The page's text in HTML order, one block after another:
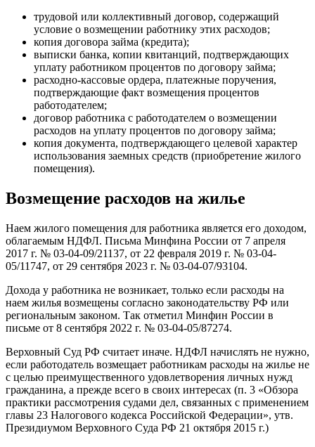
трудовой или коллективный договор, содержащий
условие о возмещении работнику этих расходов;
копия договора займа (кредита);
выписки банка, копии квитанций, подтверждающих
уплату работником процентов по договору займа;
расходно-кассовые ордера, платежные поручения,
подтверждающие факт возмещения процентов
работодателем;
договор работника с работодателем о возмещении
расходов на уплату процентов по договору займа;
копия документа, подтверждающего целевой характер
использования заемных средств (приобретение жилого
помещения).
Возмещение расходов на жилье
Наем жилого помещения для работника является его доходом,
облагаемым НДФЛ. Письма Минфина России от 7 апреля
2017 г. № 03-04-09/21137, от 22 февраля 2019 г. № 03-04-
05/11747, от 29 сентября 2023 г. № 03-04-07/93104.
Дохода у работника не возникает, только если расходы на
наем жилья возмещены согласно законодательству РФ или
региональным законом. Так отметил Минфин России в
письме от 8 сентября 2022 г. № 03-04-05/87274.
Верховный Суд РФ считает иначе. НДФЛ начислять не нужно,
если работодатель возмещает работникам расходы на жилье не
с целью преимущественного удовлетворения личных нужд
гражданина, а прежде всего в своих интересах (п. 3 «Обзора
практики рассмотрения судами дел, связанных с применением
главы 23 Налогового кодекса Российской Федерации», утв.
Президиумом Верховного Суда РФ 21 октября 2015 г.)